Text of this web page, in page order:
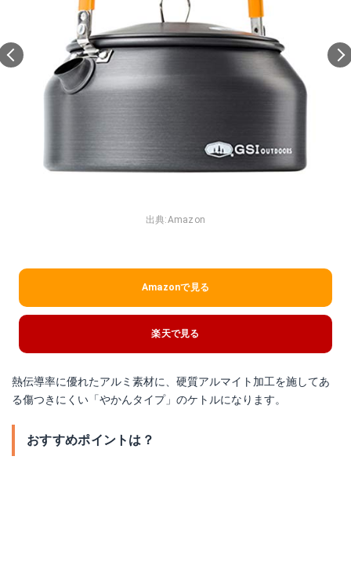
出典:Amazon
Amazonで見る
楽天で見る
熱伝導率に優れたアルミ素材に、硬質アルマイト加工を施してあ
る傷つきにくい「やかんタイプ」のケトルになります。
おすすめポイントは？